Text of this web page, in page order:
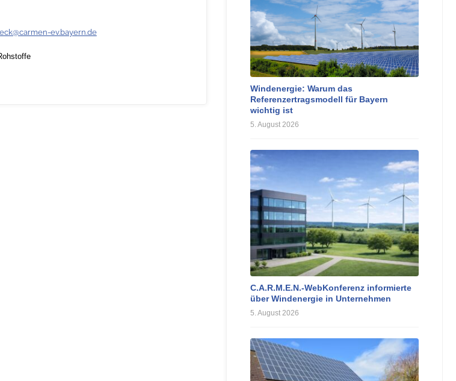
ev.bayern.de
Windenergie: Warum das
Referenzertragsmodell für Bayern
wichtig ist
5. August 2026
C.A.R.M.E.N.-WebKonferenz informierte
über Windenergie in Unternehmen
5. August 2026